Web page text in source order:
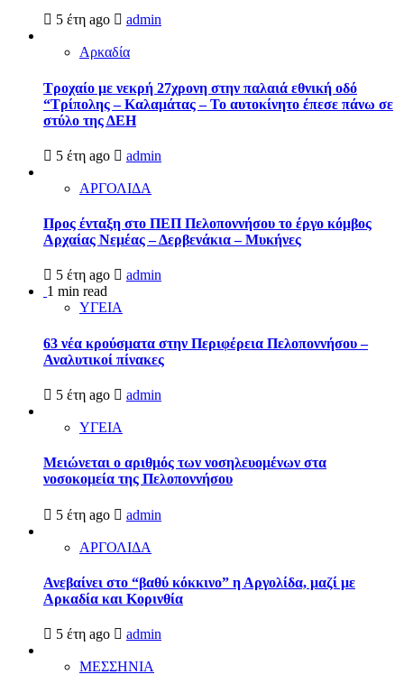
5 έτη ago admin
Αρκαδία
Τροχαίο με νεκρή 27χρονη στην παλαιά εθνική οδό
“Τρίπολης – Καλαμάτας – Το αυτοκίνητο έπεσε πάνω σε
στύλο της ΔΕΗ
5 έτη ago admin
ΑΡΓΟΛΙΔΑ
Προς ένταξη στο ΠΕΠ Πελοποννήσου το έργο κόμβος
Αρχαίας Νεμέας – Δερβενάκια – Μυκήνες
5 έτη ago
admin
1 min read
ΥΓΕΙΑ
63 νέα κρούσματα στην Περιφέρεια Πελοποννήσου –
Αναλυτικοί πίνακες
5 έτη ago admin
ΥΓΕΙΑ
Μειώνεται ο αριθμός των νοσηλευομένων στα
νοσοκομεία της Πελοποννήσου
5 έτη ago admin
ΑΡΓΟΛΙΔΑ
Ανεβαίνει στο “βαθύ κόκκινο” η Αργολίδα, μαζί με
Αρκαδία και Κορινθία
5 έτη ago admin
ΜΕΣΣΗΝΙΑ